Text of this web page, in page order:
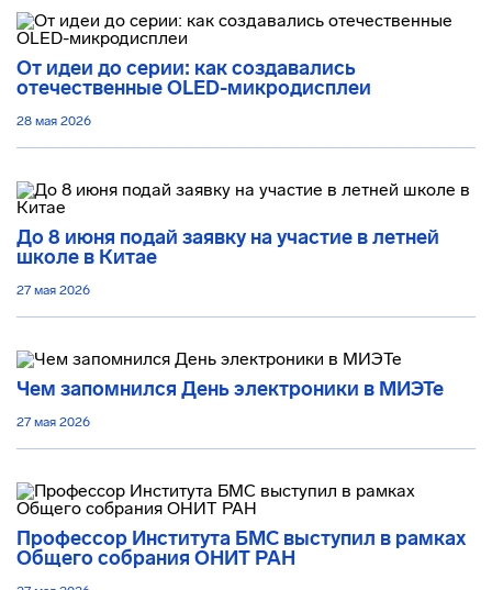
От идеи до серии: как создавались
отечественные OLED-микродисплеи
28 мая 2026
До 8 июня подай заявку на участие в летней
школе в Китае
27 мая 2026
Чем запомнился День электроники в МИЭТе
27 мая 2026
Профессор Института БМС выступил в рамках
Общего собрания ОНИТ РАН